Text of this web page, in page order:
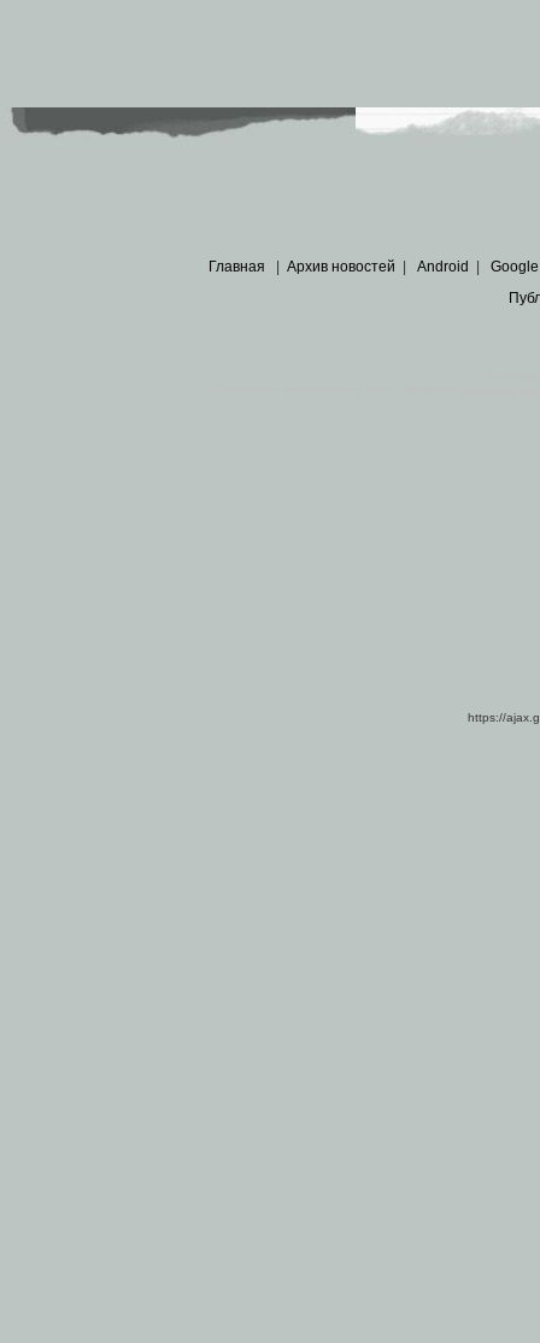
Главная Архив новостей Android Google
https://